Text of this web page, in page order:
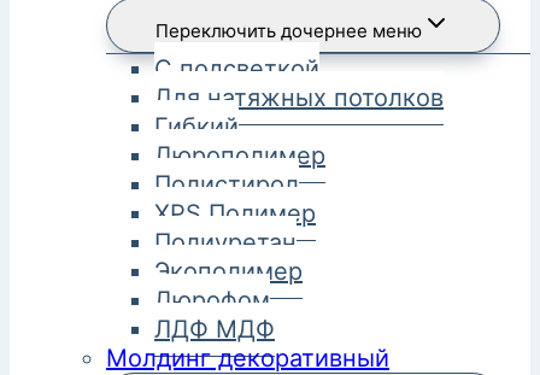
Переключить дочернее меню
С подсветкой
Для натяжных потолков
Гибкий
Дюрополимер
Полистирол
XPS Полимер
Полиуретан
Экополимер
Дюрофом
ЛДФ МДФ
Молдинг декоративный